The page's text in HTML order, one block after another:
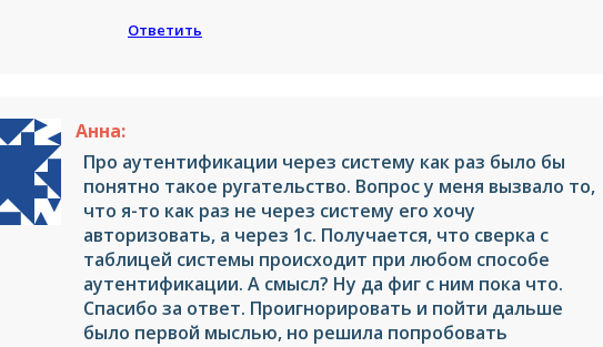
Ответить
Анна:
Про аутентификации через систему как раз было бы
понятно такое ругательство. Вопрос у меня вызвало то,
что я-то как раз не через систему его хочу
авторизовать, а через 1с. Получается, что сверка с
таблицей системы происходит при любом способе
аутентификации. А смысл? Ну да фиг с ним пока что.
Спасибо за ответ. Проигнорировать и пойти дальше
было первой мыслью, но решила попробовать